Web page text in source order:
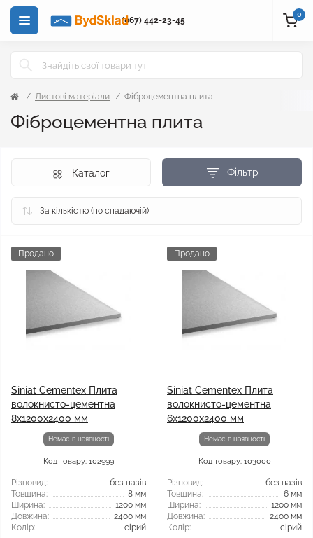
(067) 442-23-45
0
Листові матеріали Фіброцементна плита
Фіброцементна плита
Фільтр
Каталог
Продано
Siniat Cementex Плита
волокнисто-цементна
8x1200x2400 мм
Немає в наявності
Код товару: 102999
Різновид:
без пазів
Товщина:
8 мм
Ширина:
1200 мм
Довжина:
2400 мм
Колір:
сірий
Продано
Siniat Cementex Плита
волокнисто-цементна
6x1200x2400 мм
Немає в наявності
Код товару: 103000
Різновид:
без пазів
Товщина:
6 мм
Ширина:
1200 мм
Довжина:
2400 мм
Колір:
сірий